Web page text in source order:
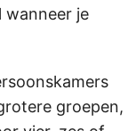
wanneer je
groepen,